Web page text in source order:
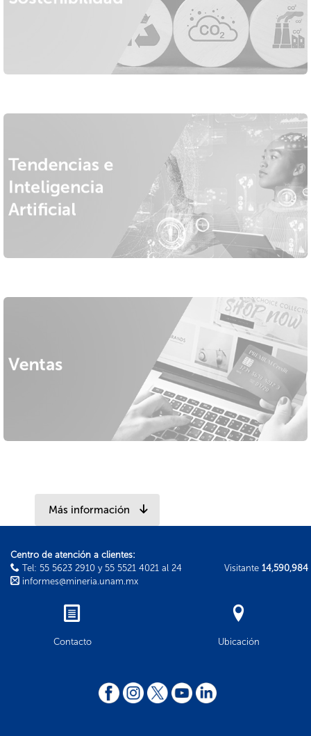
Más información
Centro de atención a clientes:
Tel: 55 5623 2910 y 55 5521 4021 al 24
informes@mineria.unam.mx
Visitante 14,590,984
Contacto Ubicación